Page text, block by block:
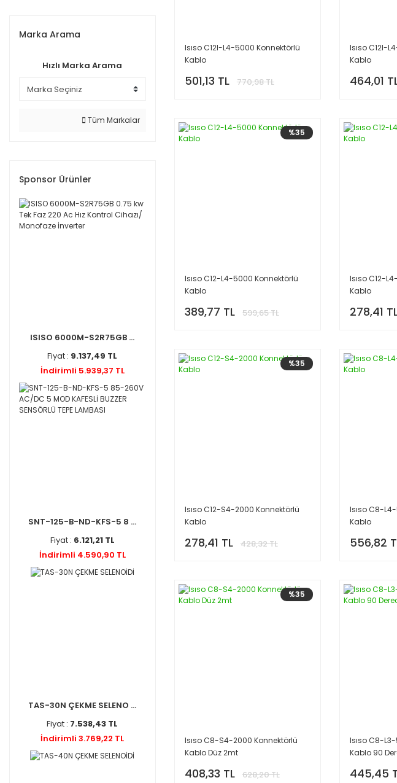
Marka Arama
Hızlı Marka Arama
Tüm Markalar
Sponsor Ürünler
ISISO 6000M-S2R75GB ...
Fiyat : 9.137,49 TL
İndirimli 5.939,37 TL
SNT-125-B-ND-KFS-5 8 ...
Fiyat : 6.121,21 TL
İndirimli 4.590,90 TL
TAS-30N ÇEKME SELENO ...
Fiyat : 7.538,43 TL
İndirimli 3.769,22 TL
Isıso C12I-L4-5000 Konnektörlü
Kablo
501,13 TL 770,98 TL
Isıso C12I-
Kablo
464,01
%35
Isıso C12-L4-5000 Konnektörlü
Kablo
389,77 TL 599,65 TL
Isıso C12-
Kablo
278,41
%35
Isıso C12-S4-2000 Konnektörlü
Kablo
278,41 TL 428,32 TL
Isıso C8-
Kablo
556,82
%35
Isıso C8-S4-2000 Konnektörlü
Kablo Düz 2mt
408,33 TL 628,20 TL
Isıso C8-
Kablo 90
445,45